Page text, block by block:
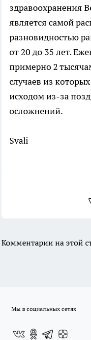
здравоохранения
является самой
разновидностью
от 20 до 35 лет.
примерно 2
случаев из
исходом из-за
осложнений.
Svali
Комментарии на этой
Мы в социальных сетях